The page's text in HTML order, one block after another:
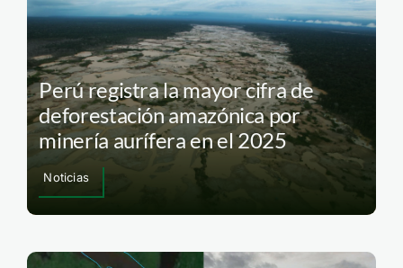
Perú registra la mayor cifra de
deforestación amazónica por
minería aurífera en el 2025
Noticias